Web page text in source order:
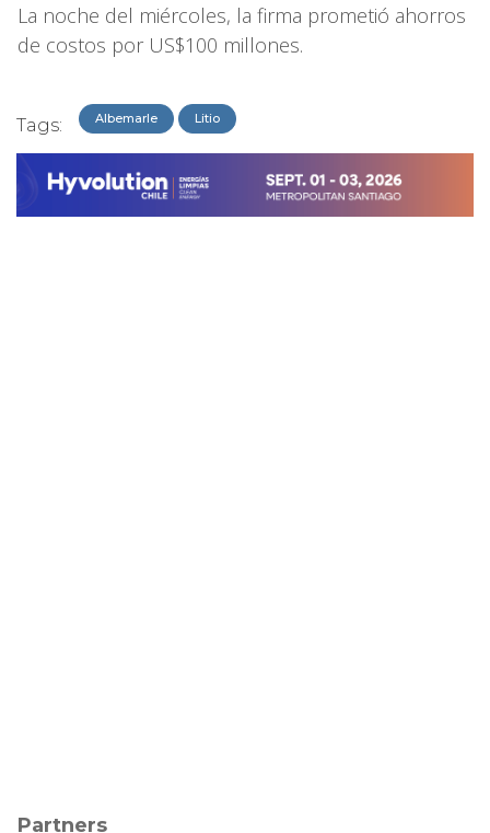
La noche del miércoles, la firma prometió ahorros
de costos por US$100 millones.
Tags: Albemarle Litio
Partners